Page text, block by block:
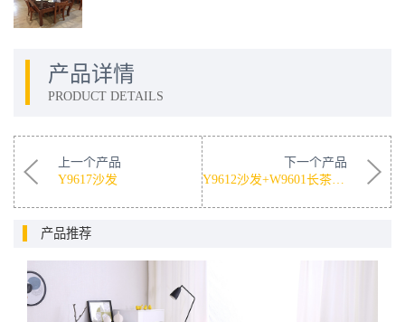
产品详情
PRODUCT DETAILS
上一个产品
Y9617沙发
下一个产品
产品推荐